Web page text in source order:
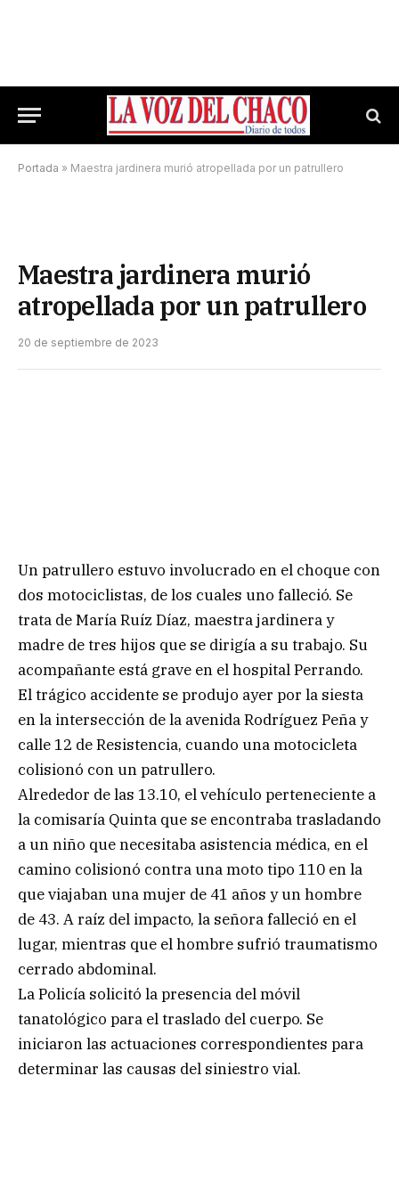
Portada » Maestra jardinera murió atropellada por un patrullero
Maestra jardinera murió
atropellada por un patrullero
20 de septiembre de 2023
Un patrullero estuvo involucrado en el choque con
dos motociclistas, de los cuales uno falleció. Se
trata de María Ruíz Díaz, maestra jardinera y
madre de tres hijos que se dirigía a su trabajo. Su
acompañante está grave en el hospital Perrando.
El trágico accidente se produjo ayer por la siesta
en la intersección de la avenida Rodríguez Peña y
calle 12 de Resistencia, cuando una motocicleta
colisionó con un patrullero.
Alrededor de las 13.10, el vehículo perteneciente a
la comisaría Quinta que se encontraba trasladando
a un niño que necesitaba asistencia médica, en el
camino colisionó contra una moto tipo 110 en la
que viajaban una mujer de 41 años y un hombre
de 43. A raíz del impacto, la señora falleció en el
lugar, mientras que el hombre sufrió traumatismo
cerrado abdominal.
La Policía solicitó la presencia del móvil
tanatológico para el traslado del cuerpo. Se
iniciaron las actuaciones correspondientes para
determinar las causas del siniestro vial.